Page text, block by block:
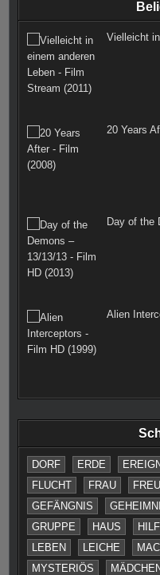
m
t
Vielleicht
20 Years
Day of the
Alien
DORF ERDE
FLUCHT
FRAU
GEFÄNGNIS
GRUPPE
HAUS
LEBEN
LEICHE
MYSTERIÖS